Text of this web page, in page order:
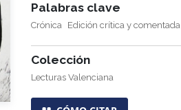
Palabras clave
Crónica Edición crítica y comentada
Colección
Lecturas Valenciana